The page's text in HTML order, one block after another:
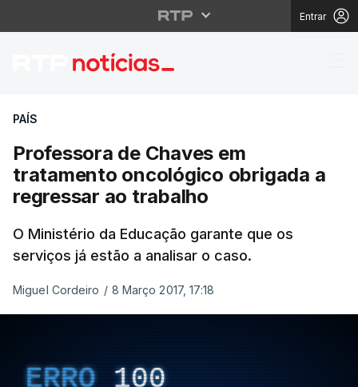
Entrar
Professora de
PAÍS
Professora de Chaves em
tratamento oncológico obrigada a
regressar ao trabalho
O Ministério da Educação garante que os
serviços já estão a analisar o caso.
Miguel Cordeiro / 8 Março 2017, 17:18
ERRO 100